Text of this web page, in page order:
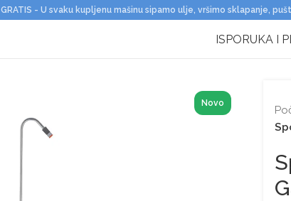
GRATIS - U svaku kupljenu mašinu sipamo ulje, vršimo sklapanje,
ISPORUKA I
Novo